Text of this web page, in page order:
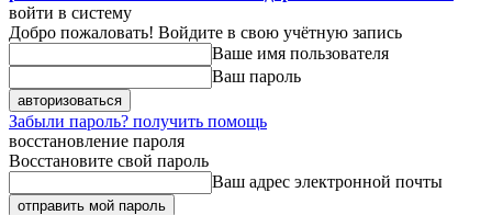
войти в систему
Добро пожаловать! Войдите в свою учётную запись
Ваше имя пользователя
Ваш пароль
Забыли пароль? получить помощь
восстановление пароля
Восстановите свой пароль
Ваш адрес электронной почты